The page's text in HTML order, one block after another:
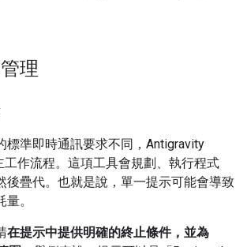
理
標準即時通訊要求不同，Antigravity
工作流程。這項工具會規劃、執行程式
後疊代。也就是說，單一提示可能會導致
。
在提示中提供明確的終止條件，並為